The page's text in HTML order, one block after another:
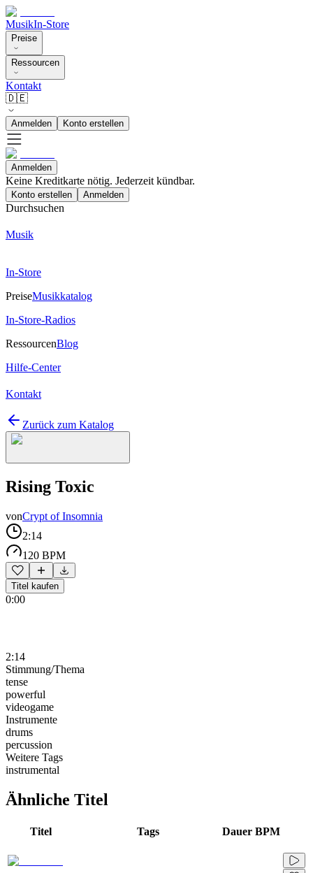
MusikIn-Store
Preise
Ressourcen
Kontakt
🇩🇪
Anmelden Konto erstellen
Anmelden
Keine Kreditkarte nötig. Jederzeit kündbar.
Konto erstellen Anmelden
Durchsuchen
Musik
In-Store
PreiseMusikkatalog
In-Store-Radios
RessourcenBlog
Hilfe-Center
Kontakt
Zurück zum Katalog
Rising Toxic
vonCrypt of Insomnia
2:14
120 BPM
Titel kaufen
0:00
2:14
Stimmung/Thema
tense
powerful
videogame
Instrumente
drums
percussion
Weitere Tags
instrumental
Ähnliche Titel
Titel Tags Dauer BPM